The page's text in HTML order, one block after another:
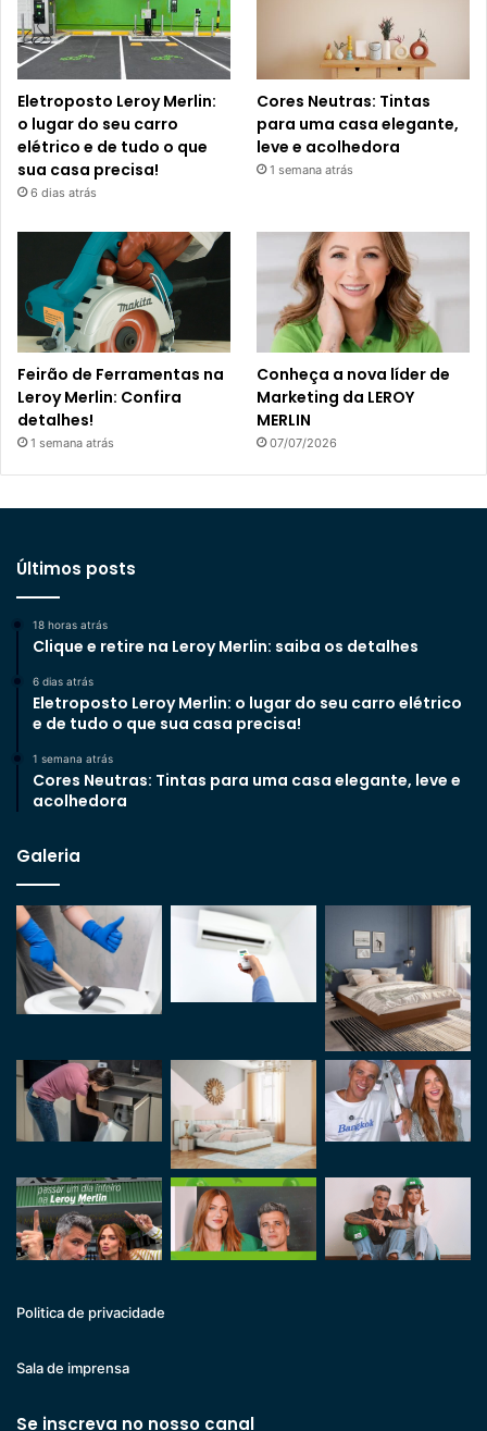
Eletroposto Leroy Merlin:
o lugar do seu carro
elétrico e de tudo o que
sua casa precisa!
6 dias atrás
Cores Neutras: Tintas
para uma casa elegante,
leve e acolhedora
1 semana atrás
Feirão de Ferramentas na
Leroy Merlin: Confira
detalhes!
1 semana atrás
Conheça a nova líder de
Marketing da LEROY
MERLIN
07/07/2026
Últimos posts
18 horas atrás
Clique e retire na Leroy Merlin: saiba os detalhes
6 dias atrás
Eletroposto Leroy Merlin: o lugar do seu carro elétrico
e de tudo o que sua casa precisa!
1 semana atrás
Cores Neutras: Tintas para uma casa elegante, leve e
acolhedora
Galeria
Politica de privacidade
Sala de imprensa
Se inscreva no nosso canal